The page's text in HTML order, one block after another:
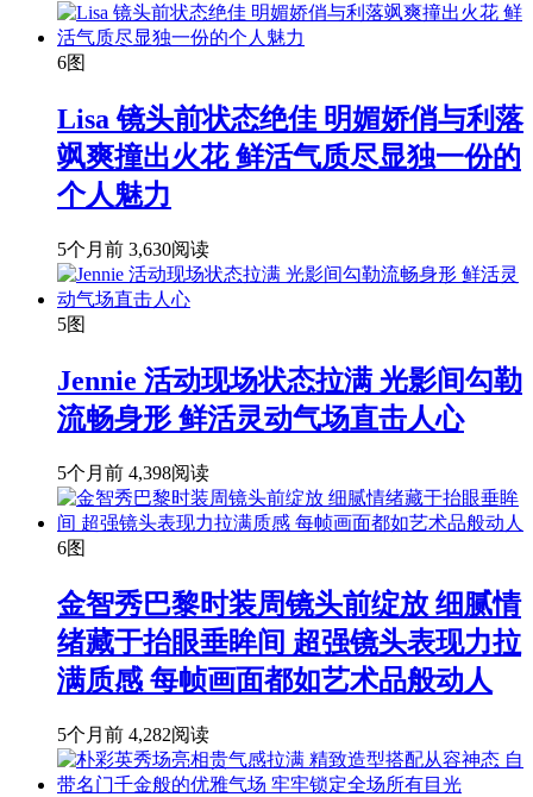
6图
Lisa 镜头前状态绝佳 明媚娇俏与利落
飒爽撞出火花 鲜活气质尽显独一份的
个人魅力
5个月前 3,630阅读
5图
Jennie 活动现场状态拉满 光影间勾勒
流畅身形 鲜活灵动气场直击人心
5个月前 4,398阅读
6图
金智秀巴黎时装周镜头前绽放 细腻情
绪藏于抬眼垂眸间 超强镜头表现力拉
满质感 每帧画面都如艺术品般动人
5个月前 4,282阅读